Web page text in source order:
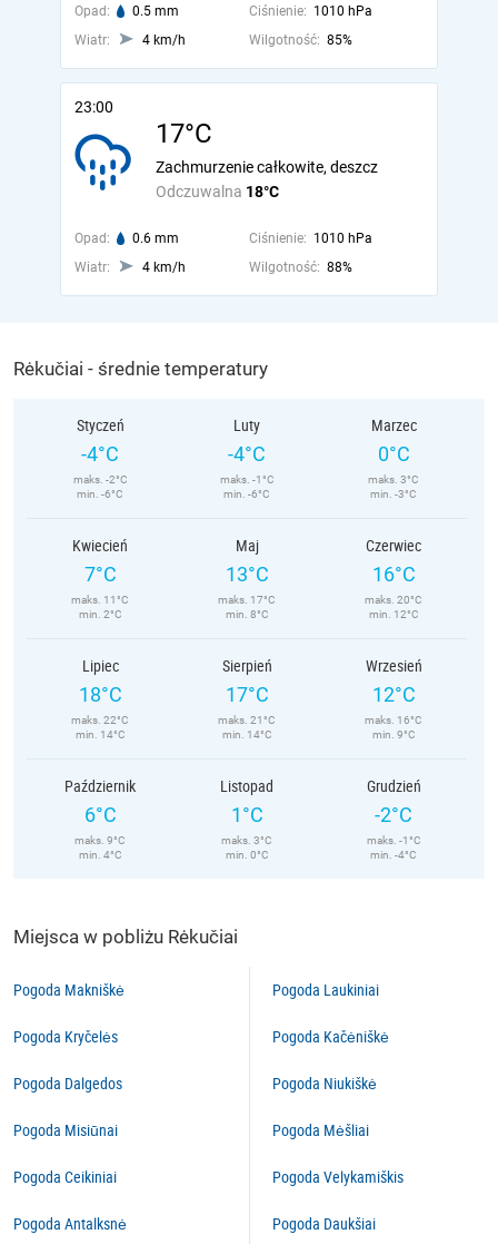
Opad: 0.5 mm Ciśnienie: 1010 hPa
Wiatr:
4 km/h Wilgotność: 85%
23:00
17°C
Odczuwalna 18°C
Zachmurzenie całkowite, deszcz
Opad: 0.6 mm Ciśnienie: 1010 hPa
Wiatr:
4 km/h Wilgotność: 88%
Rėkučiai - średnie temperatury
Styczeń
-4°C
maks. -2°C
min. -6°C
Luty
-4°C
maks. -1°C
min. -6°C
Marzec
0°C
maks. 3°C
min. -3°C
Kwiecień
7°C
maks. 11°C
min. 2°C
Maj
13°C
maks. 17°C
min. 8°C
Czerwiec
16°C
maks. 20°C
min. 12°C
Lipiec
18°C
maks. 22°C
min. 14°C
Sierpień
17°C
maks. 21°C
min. 14°C
Wrzesień
12°C
maks. 16°C
min. 9°C
Październik
6°C
maks. 9°C
min. 4°C
Listopad
1°C
maks. 3°C
min. 0°C
Grudzień
-2°C
maks. -1°C
min. -4°C
Miejsca w pobliżu Rėkučiai
Pogoda Makniškė
Pogoda Kryčelės
Pogoda Dalgedos
Pogoda Misiūnai
Pogoda Ceikiniai
Pogoda Antalksnė
Pogoda Laukiniai
Pogoda Kačėniškė
Pogoda Niukiškė
Pogoda Mėšliai
Pogoda Velykamiškis
Pogoda Daukšiai